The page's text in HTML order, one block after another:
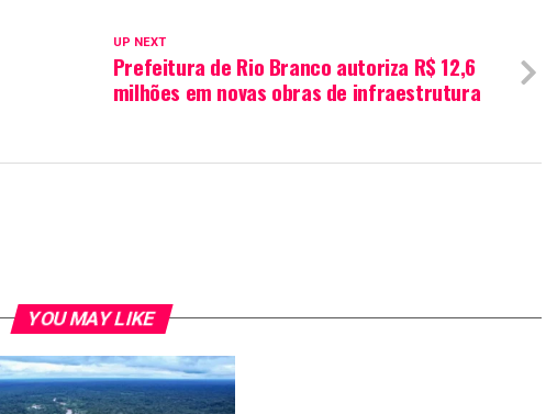
UP NEXT
Prefeitura de Rio Branco autoriza R$ 12,6
milhões em novas obras de infraestrutura
YOU MAY LIKE